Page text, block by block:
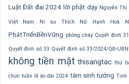
Luật Đất đai 2024 lời phật dạy Nguyễn Thị
Việt Nam Ni sư Thích Nữ Hạnh Hoà
PhátTriểnBềnVững phòng cháy Quyết định 31
Quyết định số 33 Quyết định số 33/2024/QĐ-
không tiền mặt thisangtac thứ
chức tuần lễ áo dài 2024 tâm sinh tướng Tịnh